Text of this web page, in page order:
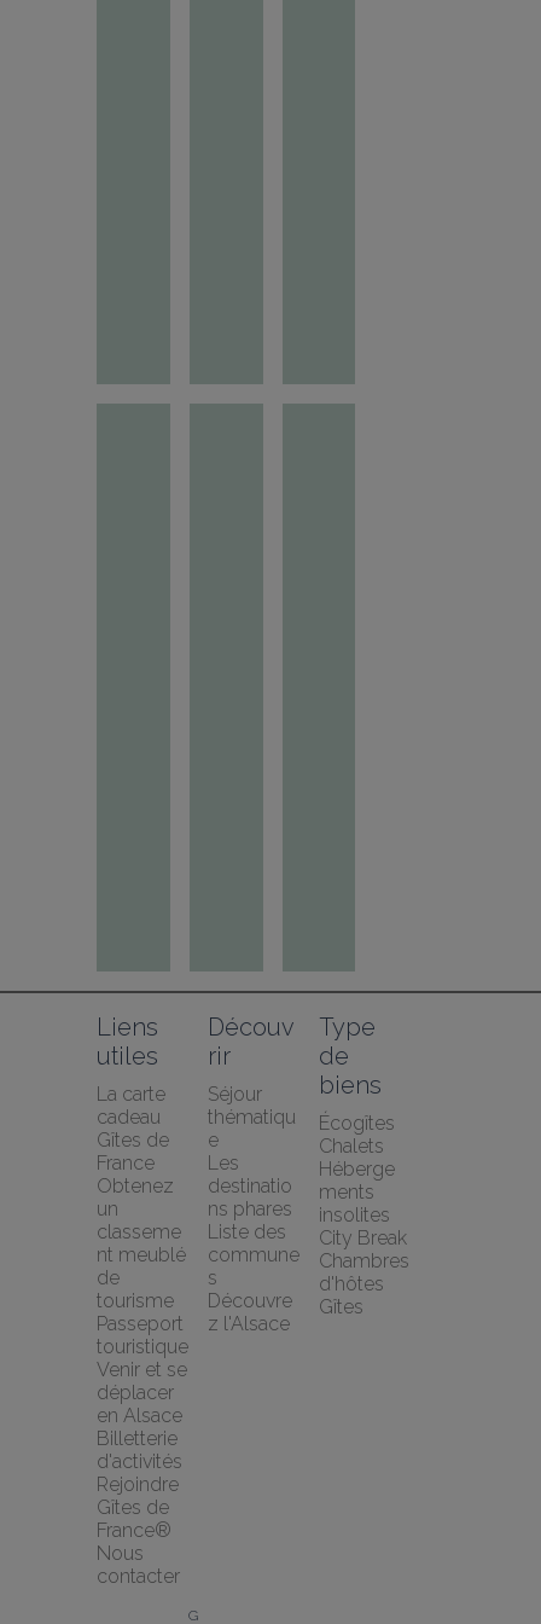
Liens
utiles
La carte
cadeau
Gîtes de
France
Obtenez
un
classeme
nt meublé
de
tourisme
Passeport
touristique
Venir et se
déplacer
en Alsace
Billetterie
d'activités
Rejoindre
Gîtes de
France®
Nous
contacter
Découv
rir
Séjour
thématiqu
e
Les
destinatio
ns phares
Liste des
commune
s
Découvre
z l'Alsace
Type
de
biens
Écogîtes
Chalets
Héberge
ments
insolites
City Break
Chambres
d'hôtes
Gîtes
G